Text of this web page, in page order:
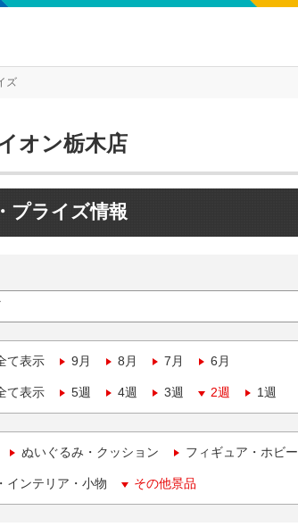
ズ
オン栃木店
プライズ情報
て表示 9月 8月 7月 6月
て表示 5週 4週 3週 2週 1週
ぬいぐるみ・クッション フィギュア・ホビー
インテリア・小物 その他景品